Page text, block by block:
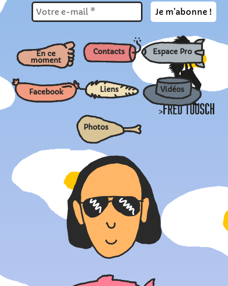
>
En ce
moment
Contacts Espace Pro
Facebook Liens Vidéos
Photos